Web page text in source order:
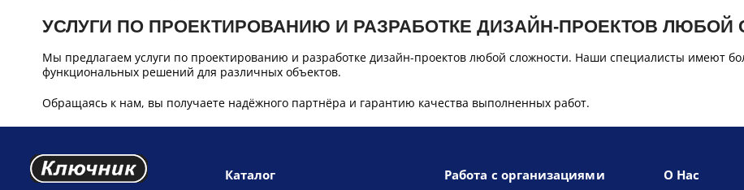
УСЛУГИ ПО ПРОЕКТИРОВАНИЮ И РАЗРАБОТКЕ ДИЗАЙН-ПРОЕКТОВ ЛЮБОЙ
Мы предлагаем услуги по проектированию и разработке дизайн-проектов любой сложности. Наши специалисты имеют
функциональных решений для различных объектов.
Обращаясь к нам, вы получаете надёжного партнёра и гарантию качества выполненных работ.
Каталог Работа с организациями О Нас